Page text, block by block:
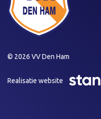
© 2026 VV Den Ham
Realisatie website